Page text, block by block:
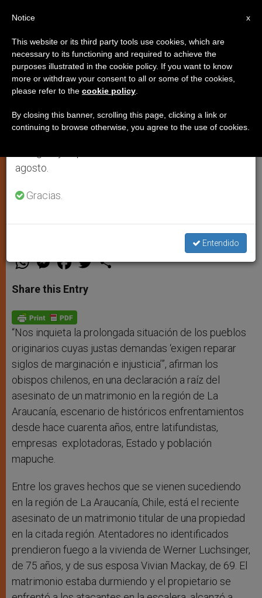
Chile: La Iglesia, inquieta por los
pueblos originarios que exigen
reparar siglos de marginación e
la Conferencia Episcopal
NIEVES SAN MARTÍN
JUSTICIA
h
t
s
p
p
e
s
e
g
e
r
a
e
b
o
k
w h
Share this Entry
“Nos inquieta la prolongada situación de los pueblos
originarios cuyas justas demandas ‘exigen reparar
siglos de marginación e injusticia’”, afirman los
obispos chilenos, en una declaración a raíz del
asesinato de un matrimonio en la región de La
Araucanía, escenario de históricos enfrentamientos
desde hace cuarenta años, entre latifundistas,
empresas explotadoras, Estado y población
mapuche.
Entre los graves hechos que se vienen sucediendo
en la región de La Araucanía, Chile, está el reciente
asesinato de un matrimonio titular de una propiedad
en la citada región. Atentadores no identificados
prendieron fuego a la vivienda de Werner Luchsinger,
de 75 años, y de sus esposa Vivian Mackay, de 69. El
matrimonio estaba durmiendo y el propietario se
×
Aviso importante
Del 27 de julio al 7 de agosto haremos la pausa
anual, aprovechando que en el periodo de verano
se generan menos informaciones y también el
agosto.
Gracias.
Entendido
x
Notice
This website or its third party tools use cookies, which are
necessary to its functioning and required to achieve the
purposes illustrated in the cookie policy. If you want to know
more or withdraw your consent to all or some of the cookies,
please refer to the cookie policy
By closing this banner, scrolling this page, clicking a link or
continuing to browse otherwise, you agree to the use of cookies.